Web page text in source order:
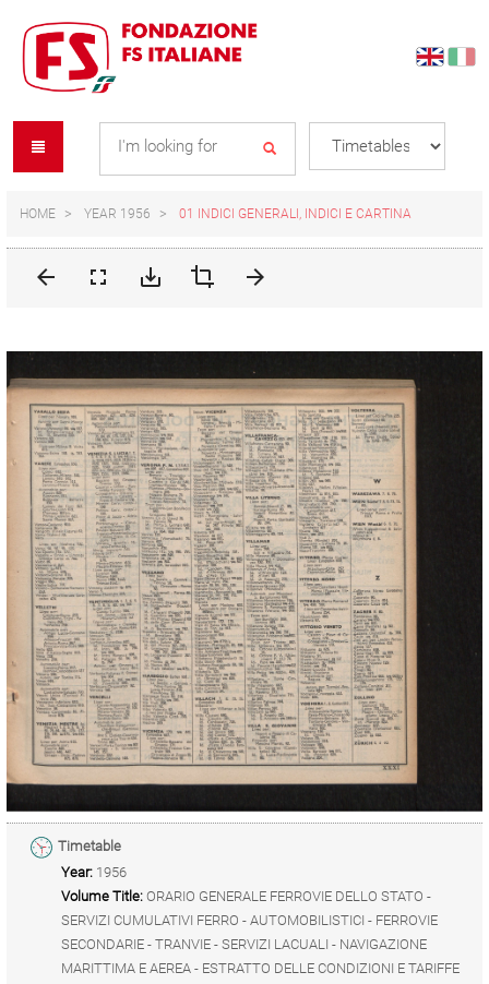
content
navigation
menu
HOME YEAR 1956 01 INDICI GENERALI, INDICI E CARTINA
Timetable
Year: 1956
Volume Title: ORARIO GENERALE FERROVIE DELLO STATO -
SERVIZI CUMULATIVI FERRO - AUTOMOBILISTICI - FERROVIE
SECONDARIE - TRANVIE - SERVIZI LACUALI - NAVIGAZIONE
MARITTIMA E AEREA - ESTRATTO DELLE CONDIZIONI E TARIFFE